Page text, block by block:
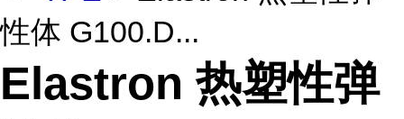
性体 G100.D...
Elastron 热塑性弹